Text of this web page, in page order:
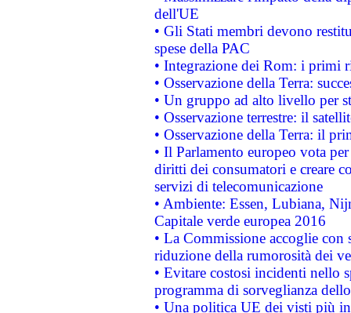
dell'UE
• Gli Stati membri devono
spese della PAC
• Integrazione dei Rom: i primi
• Osservazione della Terra:
• Un gruppo ad alto livello per
• Osservazione terrestre: il
• Osservazione della Terra: il
• Il Parlamento europeo vota
diritti dei consumatori e creare
servizi di telecomunicazione
• Ambiente: Essen, Lubiana,
Capitale verde europea 2016
• La Commissione accoglie
riduzione della rumorosità dei
• Evitare costosi incidenti nello
programma di sorveglianza
• Una politica UE dei visti più